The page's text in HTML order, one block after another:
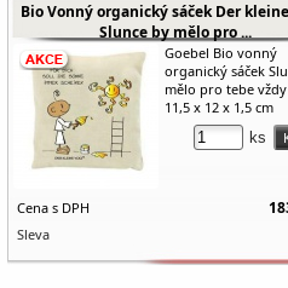
Bio Vonný organický sáček Der
Slunce by mělo pro ...
Goebel Bio vonný
organický sáček
mělo pro tebe
11,5 x 12 x 1,5 cm
ks
Cena s DPH
Sleva